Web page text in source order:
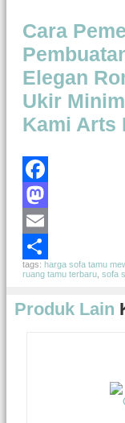
Cara
Elegan
Ukir
Kami Arts
Facebook
Mastodon
Email
Share
tags: harga sofa tamu
ruang tamu terbaru sofa
Produk Lain